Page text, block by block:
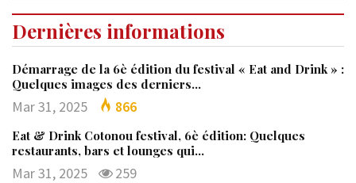
Dernières informations
Démarrage de la 6è édition du festival « Eat and Drink » :
Quelques images des derniers…
Mar 31, 2025 866
Eat & Drink Cotonou festival, 6è édition: Quelques
restaurants, bars et lounges qui…
Mar 31, 2025 259